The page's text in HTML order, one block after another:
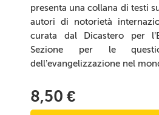
presenta una collana di testi
autori di notorietà
curata dal Dicastero per
Sezione per le
dell’evangelizzazione nel
8,50 €